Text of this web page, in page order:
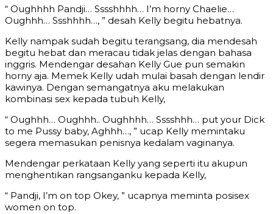
“ Oughhhh Pandji… Sssshhhh… I’m horny Chaelie…
Oughhh… Ssshhhh…, ” desah Kelly begitu hebatnya.
Kelly nampak sudah begitu terangsang, dia mendesah
begitu hebat dan meracau tidak jelas dengan bahasa
inggris. Mendengar desahan Kelly Gue pun semakin
horny aja. Memek Kelly udah mulai basah dengan lendir
kawinya. Dengan semangatnya aku melakukan
kombinasi sex kepada tubuh Kelly,
“ Oughhh… Oughhh.. Oughhhh… Sssshhh… put your Dick
to me Pussy baby, Aghhh…, ” ucap Kelly memintaku
segera memasukan penisnya kedalam vaginanya.
Mendengar perkataan Kelly yang seperti itu akupun
menghentikan rangsanganku kepada Kelly,
“ Pandji, I’m on top Okey, ” ucapnya meminta posisex
women on top.